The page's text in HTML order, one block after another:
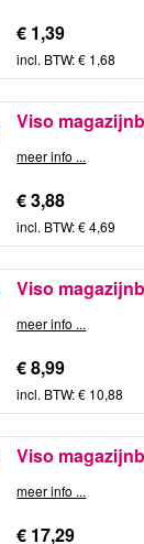
€ 1,39
incl. BTW: € 1,68
Viso
meer info ...
€ 3,88
incl. BTW: € 4,69
Viso
meer info ...
€ 8,99
incl. BTW: € 10,88
Viso
meer info ...
€ 17,29